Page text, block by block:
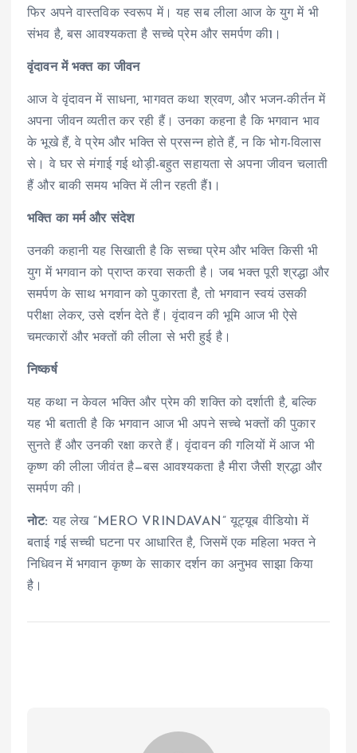
फिर अपने वास्तविक स्वरूप में। यह सब लीला आज के युग में भी
संभव है, बस आवश्यकता है सच्चे प्रेम और समर्पण की1 ।
वृंदावन में भक्त का जीवन
आज वे वृंदावन में साधना, भागवत कथा श्रवण, और भजन-कीर्तन में
अपना जीवन व्यतीत कर रही हैं। उनका कहना है कि भगवान भाव
के भूखे हैं, वे प्रेम और भक्ति से प्रसन्न होते हैं, न कि भोग-विलास
से। वे घर से मंगाई गई थोड़ी-बहुत सहायता से अपना जीवन चलाती
हैं और बाकी समय भक्ति में लीन रहती हैं1 ।
भक्ति का मर्म और संदेश
उनकी कहानी यह सिखाती है कि सच्चा प्रेम और भक्ति किसी भी
युग में भगवान को प्राप्त करवा सकती है। जब भक्त पूरी श्रद्धा और
समर्पण के साथ भगवान को पुकारता है, तो भगवान स्वयं उसकी
परीक्षा लेकर, उसे दर्शन देते हैं। वृंदावन की भूमि आज भी ऐसे
चमत्कारों और भक्तों की लीला से भरी हुई है।
निष्कर्ष
यह कथा न केवल भक्ति और प्रेम की शक्ति को दर्शाती है, बल्कि
यह भी बताती है कि भगवान आज भी अपने सच्चे भक्तों की पुकार
सुनते हैं और उनकी रक्षा करते हैं। वृंदावन की गलियों में आज भी
कृष्ण की लीला जीवंत है—बस आवश्यकता है मीरा जैसी श्रद्धा और
समर्पण की।
नोट: यह लेख “MERO VRINDAVAN” यूट्यूब वीडियो1 में
बताई गई सच्ची घटना पर आधारित है, जिसमें एक महिला भक्त ने
निधिवन में भगवान कृष्ण के साकार दर्शन का अनुभव साझा किया
है।